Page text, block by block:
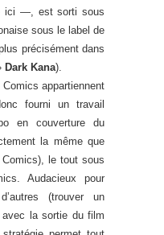
—, est sorti sous
sous le label de
précisément dans
Dark Kana).
Comics appartiennent
fourni un travail
en couverture du
la même que
Comics), le tout sous
Audacieux pour
(trouver un
la sortie du film